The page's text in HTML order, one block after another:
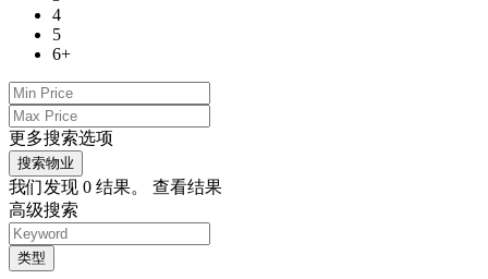
4
5
6+
更多搜索选项
搜索物业
我们发现 0 结果。 查看结果
高级搜索
类型